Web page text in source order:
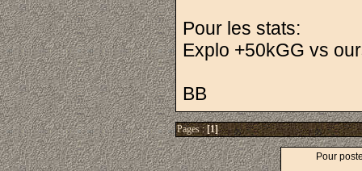
Pour les stats:
Explo +50kGG vs
BB
Pages :[1]
Pour